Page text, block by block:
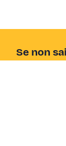
Se non